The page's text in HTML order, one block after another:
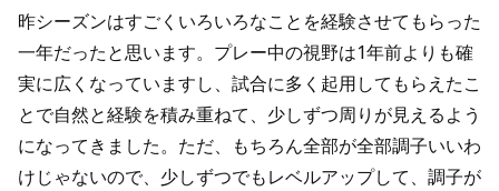
昨シーズンはすごくいろいろなことを経験させてもらった
一年だったと思います。プレー中の視野は1年前よりも確
実に広くなっていますし、試合に多く起用してもらえたこ
とで自然と経験を積み重ねて、少しずつ周りが見えるよう
になってきました。ただ、もちろん全部が全部調子いいわ
けじゃないので、少しずつでもレベルアップして、調子が